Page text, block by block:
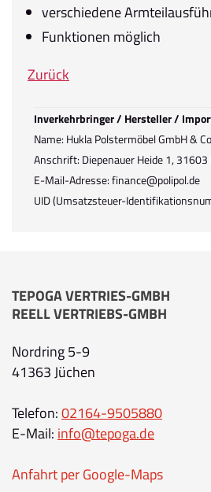
verschiedene
Funktionen möglich
Zurück
Inverkehrbringer / Hersteller /
Name: Hukla Polstermöbel GmbH &
Anschrift: Diepenauer Heide 1,
E-Mail-Adresse: finance@polipol.de
UID (Umsatzsteuer-
TEPOGA VERTRIES-GMBH
REELL VERTRIEBS-GMBH
Nordring 5-9
41363 Jüchen
Telefon:02164-9505880
E-Mail: info@tepoga.de
Anfahrt per Google-Maps